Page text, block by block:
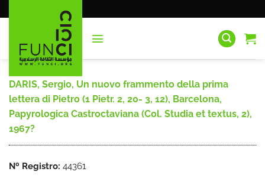
al
DARIS, Sergio, Un nuovo frammento della prima
lettera di Pietro (1 Pietr. 2, 20- 3, 12), Barcelona,
Papyrologica Castroctaviana (Col. Studia et textus, 2),
1967?
Nº Registro: 44361